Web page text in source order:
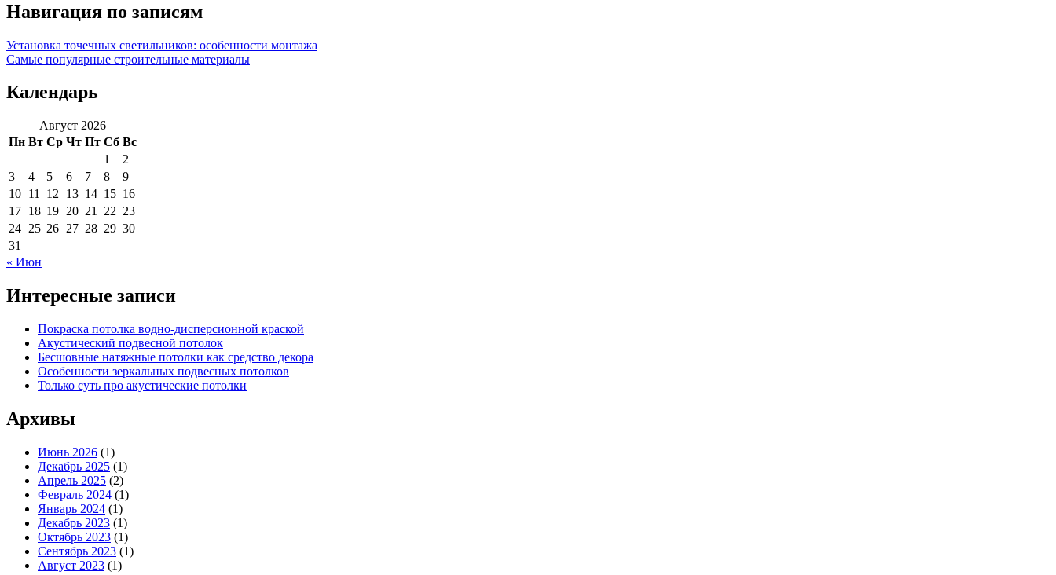
Навигация по записям
Установка точечных светильников: особенности монтажа
Самые популярные строительные материалы
Календарь
Август 2026
Пн Вт Ср Чт Пт Сб Вс
1
2
3
4 5 6 7 8
9
10 11 12 13 14 15 16
17 18 19 20 21 22 23
24 25 26 27 28 29 30
31
« Июн
Интересные записи
Покраска потолка водно-дисперсионной краской
Акустический подвесной потолок
Бесшовные натяжные потолки как средство декора
Особенности зеркальных подвесных потолков
Только суть про акустические потолки
Архивы
Июнь 2026 (1)
Декабрь 2025 (1)
Апрель 2025 (2)
Февраль 2024 (1)
Январь 2024 (1)
Декабрь 2023 (1)
Октябрь 2023 (1)
Сентябрь 2023 (1)
Август 2023 (1)